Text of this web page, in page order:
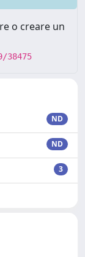
o creare un
38475
ND
ND
3